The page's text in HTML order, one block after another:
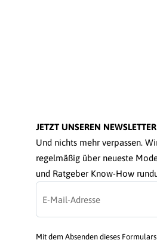
JETZT UNSEREN
Und nichts mehr verpassen.
regelmäßig über neueste
und Ratgeber Know-How
Mit dem Absenden dieses